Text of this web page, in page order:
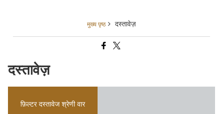
मुख्य पृष्ठ दस्तावेज़
दस्तावेज़
फ़िल्टर दस्तावेज श्रेणी वार